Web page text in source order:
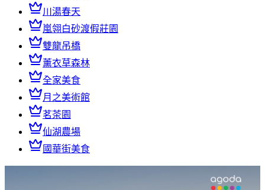
川湯春天
嵐翎白砂渡假莊園
雙龍吊橋
薰衣草森林
全家美食
月之美術館
茗茶園
仙湖農場
國華街美食